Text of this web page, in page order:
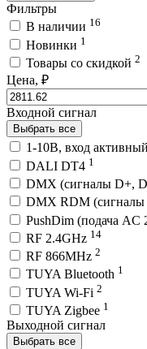
Фильтры
В наличии 16
Новинки 1
Товары со скидкой 2
Цена, ₽
Входной сигнал
Выбрать все
1-10В, вход
DALI DT4 1
DMX (сигналы D+,
DMX RDM
PushDim (подача AC
RF 2.4GHz 14
RF 866MHz 2
TUYA Bluetooth 1
TUYA Wi-Fi 2
TUYA Zigbee 1
Выходной сигнал
Выбрать все